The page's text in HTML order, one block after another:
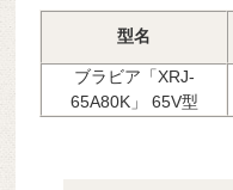
型名
ブラビア「XRJ-
65A80K」 65V型